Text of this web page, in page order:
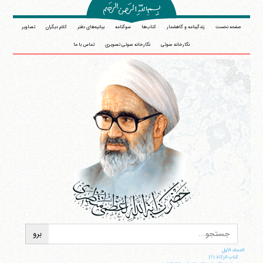
صفحه نخست زندگینامه و گاهشمار کتاب‌ها سوگنامه بیانیه‌های دفتر کلام دیگران تصاویر
نگارخانه صوتی نگارخانه صوتی تصویری تماس با ما
المجلد الاول
کتاب الزکاة |1|